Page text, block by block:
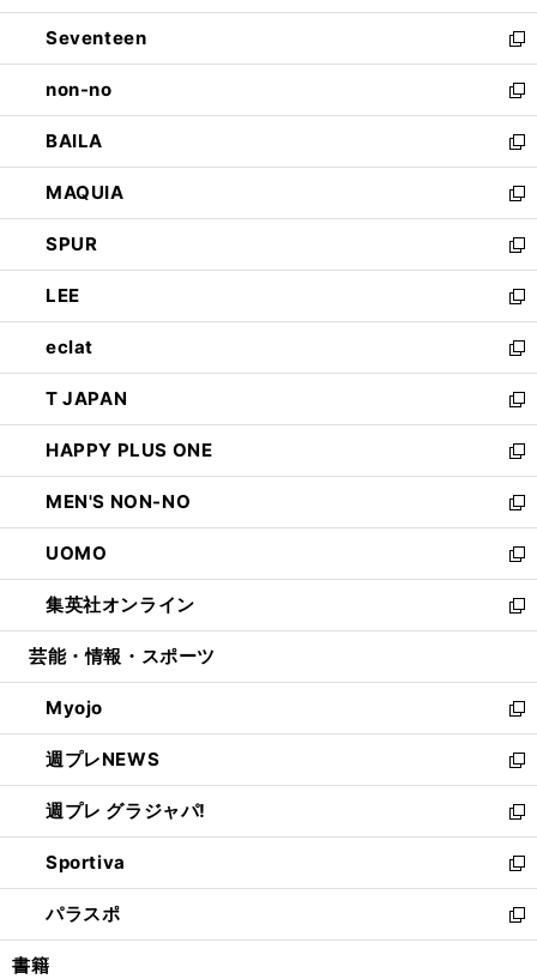
開
く
ウ
で
開
く
ン
ド
ウ
で
開
く
Seventeen
新
し
い
ウ
ィ
ン
ド
ウ
で
開
く
non-no
新
し
い
ウ
ィ
ン
ド
ウ
で
開
く
BAILA
新
し
い
ウ
ィ
ン
ド
ウ
で
開
く
MAQUIA
新
し
い
ウ
ィ
ン
ド
ウ
で
開
く
SPUR
新
し
い
ウ
ィ
ン
ド
ウ
で
開
く
LEE
新
し
い
ウ
ィ
ン
ド
ウ
で
開
く
eclat
新
し
い
ウ
ィ
ン
ド
ウ
で
開
く
T JAPAN
新
し
い
ウ
ィ
ン
ド
ウ
で
開
HAPPY PLUS ONE
新
し
い
ウ
ィ
ン
ド
ウ
開
く
MEN'S NON-NO
新
し
い
ウ
ィ
ン
ウ
で
開
く
UOMO
新
し
い
ウ
ン
ド
ウ
で
開
く
集英社オンライン
新
し
ウ
ィ
ン
ド
ウ
で
開
く
芸能・情報・スポーツ
Myojo
新
し
い
ウ
ィ
ン
ド
ウ
で
開
週プレNEWS
新
し
い
ウ
ィ
ン
ド
ウ
週プレ グラジャパ!
新
し
い
ウ
ィ
ン
Sportiva
新
し
い
ウ
パラスポ
新
し
書籍